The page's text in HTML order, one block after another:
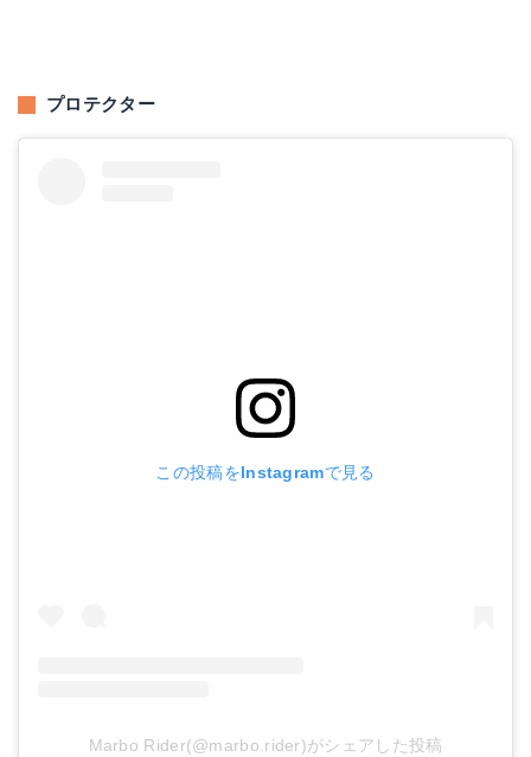
プロテクター
この投稿をInstagramで見る
Marbo Rider(@marbo.rider)がシェアした投稿